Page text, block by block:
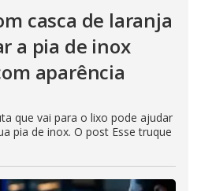
casca de laranja
a pia de inox
aparência
que vai para o lixo pode ajudar
pia de inox. O post Esse truque